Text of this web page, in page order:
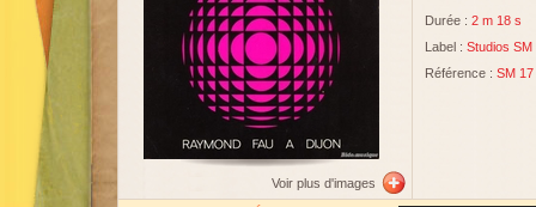
Voir plus d'images
Durée : 2 m 18 s
Label : Studios SM
Référence : SM